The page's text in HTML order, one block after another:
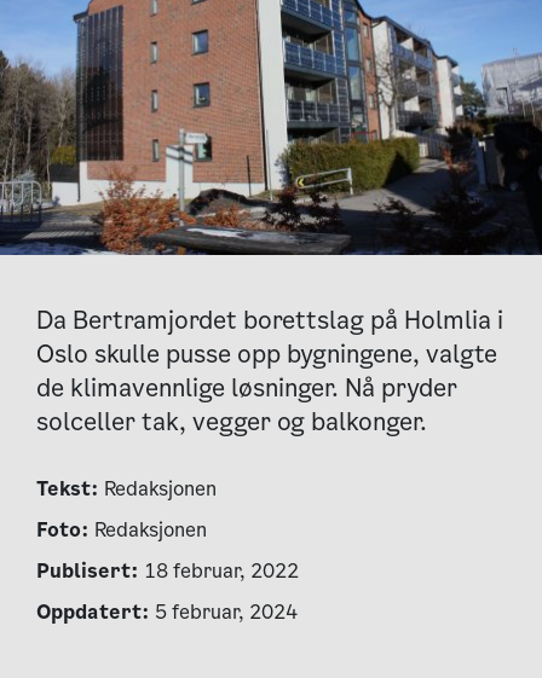
Da Bertramjordet borettslag på Holmlia i
Oslo skulle pusse opp bygningene, valgte
de klimavennlige løsninger. Nå pryder
solceller tak, vegger og balkonger.
Tekst: Redaksjonen
Foto: Redaksjonen
Publisert: 18 februar, 2022
Oppdatert: 5 februar, 2024